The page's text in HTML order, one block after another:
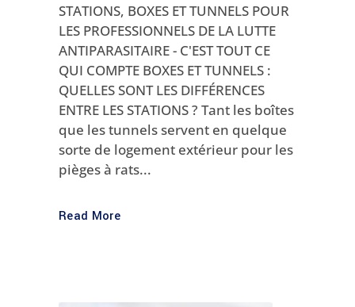
STATIONS, BOXES ET TUNNELS POUR
LES PROFESSIONNELS DE LA LUTTE
ANTIPARASITAIRE - C'EST TOUT CE
QUI COMPTE BOXES ET TUNNELS :
QUELLES SONT LES DIFFÉRENCES
ENTRE LES STATIONS ? Tant les boîtes
que les tunnels servent en quelque
sorte de logement extérieur pour les
pièges à rats...
Read More